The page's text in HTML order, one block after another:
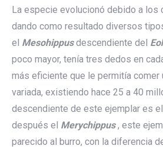
La especie evolucionó debido a los
dando como resultado diversos
el Mesohippusdescendiente del
poco mayor, tenía tres dedos en
más eficiente que le permitía comer
variada, existiendo hace 25 a 40
descendiente de este ejemplar es el
después el Merychippus, este
parecido al burro, con la diferencia